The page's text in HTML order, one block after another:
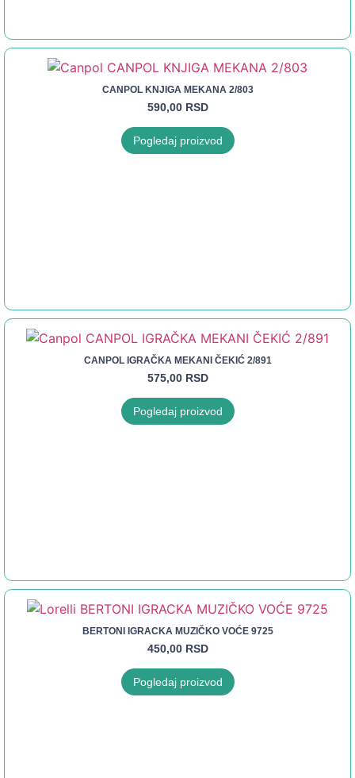
CANPOL KNJIGA MEKANA 2/803
590,00 RSD
Pogledaj proizvod
CANPOL IGRAČKA MEKANI ČEKIĆ 2/891
575,00 RSD
Pogledaj proizvod
BERTONI IGRACKA MUZIČKO VOĆE 9725
450,00 RSD
Pogledaj proizvod